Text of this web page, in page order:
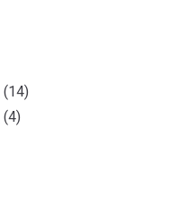
(14)
(4)